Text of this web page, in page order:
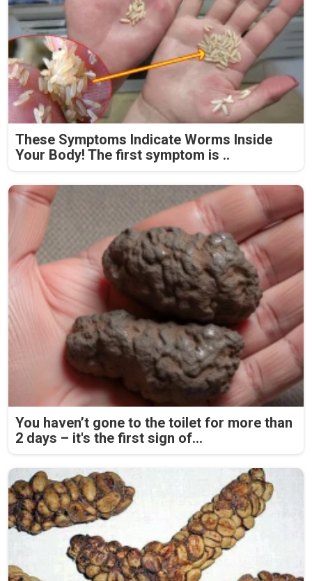
These Symptoms Indicate Worms Inside
Your Body! The first symptom is ..
You haven’t gone to the toilet for more than
2 days – it's the first sign of...